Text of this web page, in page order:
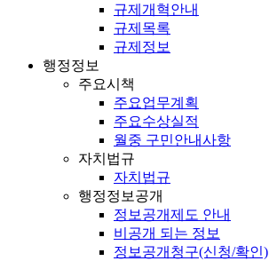
규제개혁안내
규제목록
규제정보
행정정보
주요시책
주요업무계획
주요수상실적
월중 구민안내사항
자치법규
자치법규
행정정보공개
정보공개제도 안내
비공개 되는 정보
정보공개청구(신청/확인)